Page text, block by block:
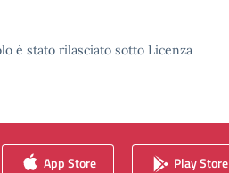
è stato rilasciato sotto Licenza
App Store Play Store